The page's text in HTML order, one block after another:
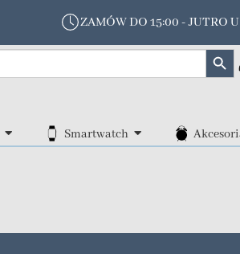
ZAMÓW DO 15:00 - JUTRO
Search
Smartwatch